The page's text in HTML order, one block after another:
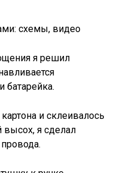
я решил
батарейка.
и склеивалось
высох, я сделал